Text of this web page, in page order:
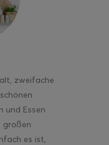
zweifache
und Essen
großen
es ist,